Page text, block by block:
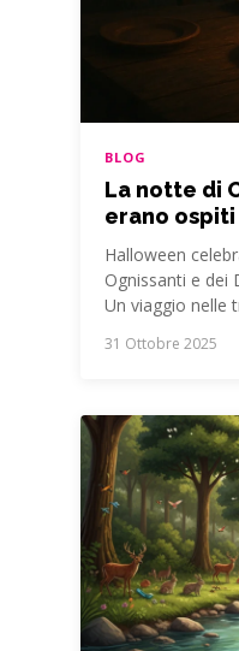
BLOG
La notte di
erano
Halloween
Ognissanti e dei
Un viaggio nelle
31 Ottobre 2025